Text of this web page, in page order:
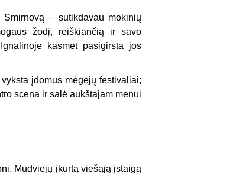
– sutikdavau mokinių
žodį, reiškiančią ir savo
kasmet pasigirsta jos
įdomūs mėgėjų festivaliai;
scena ir salė aukštajam menui
Mudviejų įkurtą viešąją įstaigą